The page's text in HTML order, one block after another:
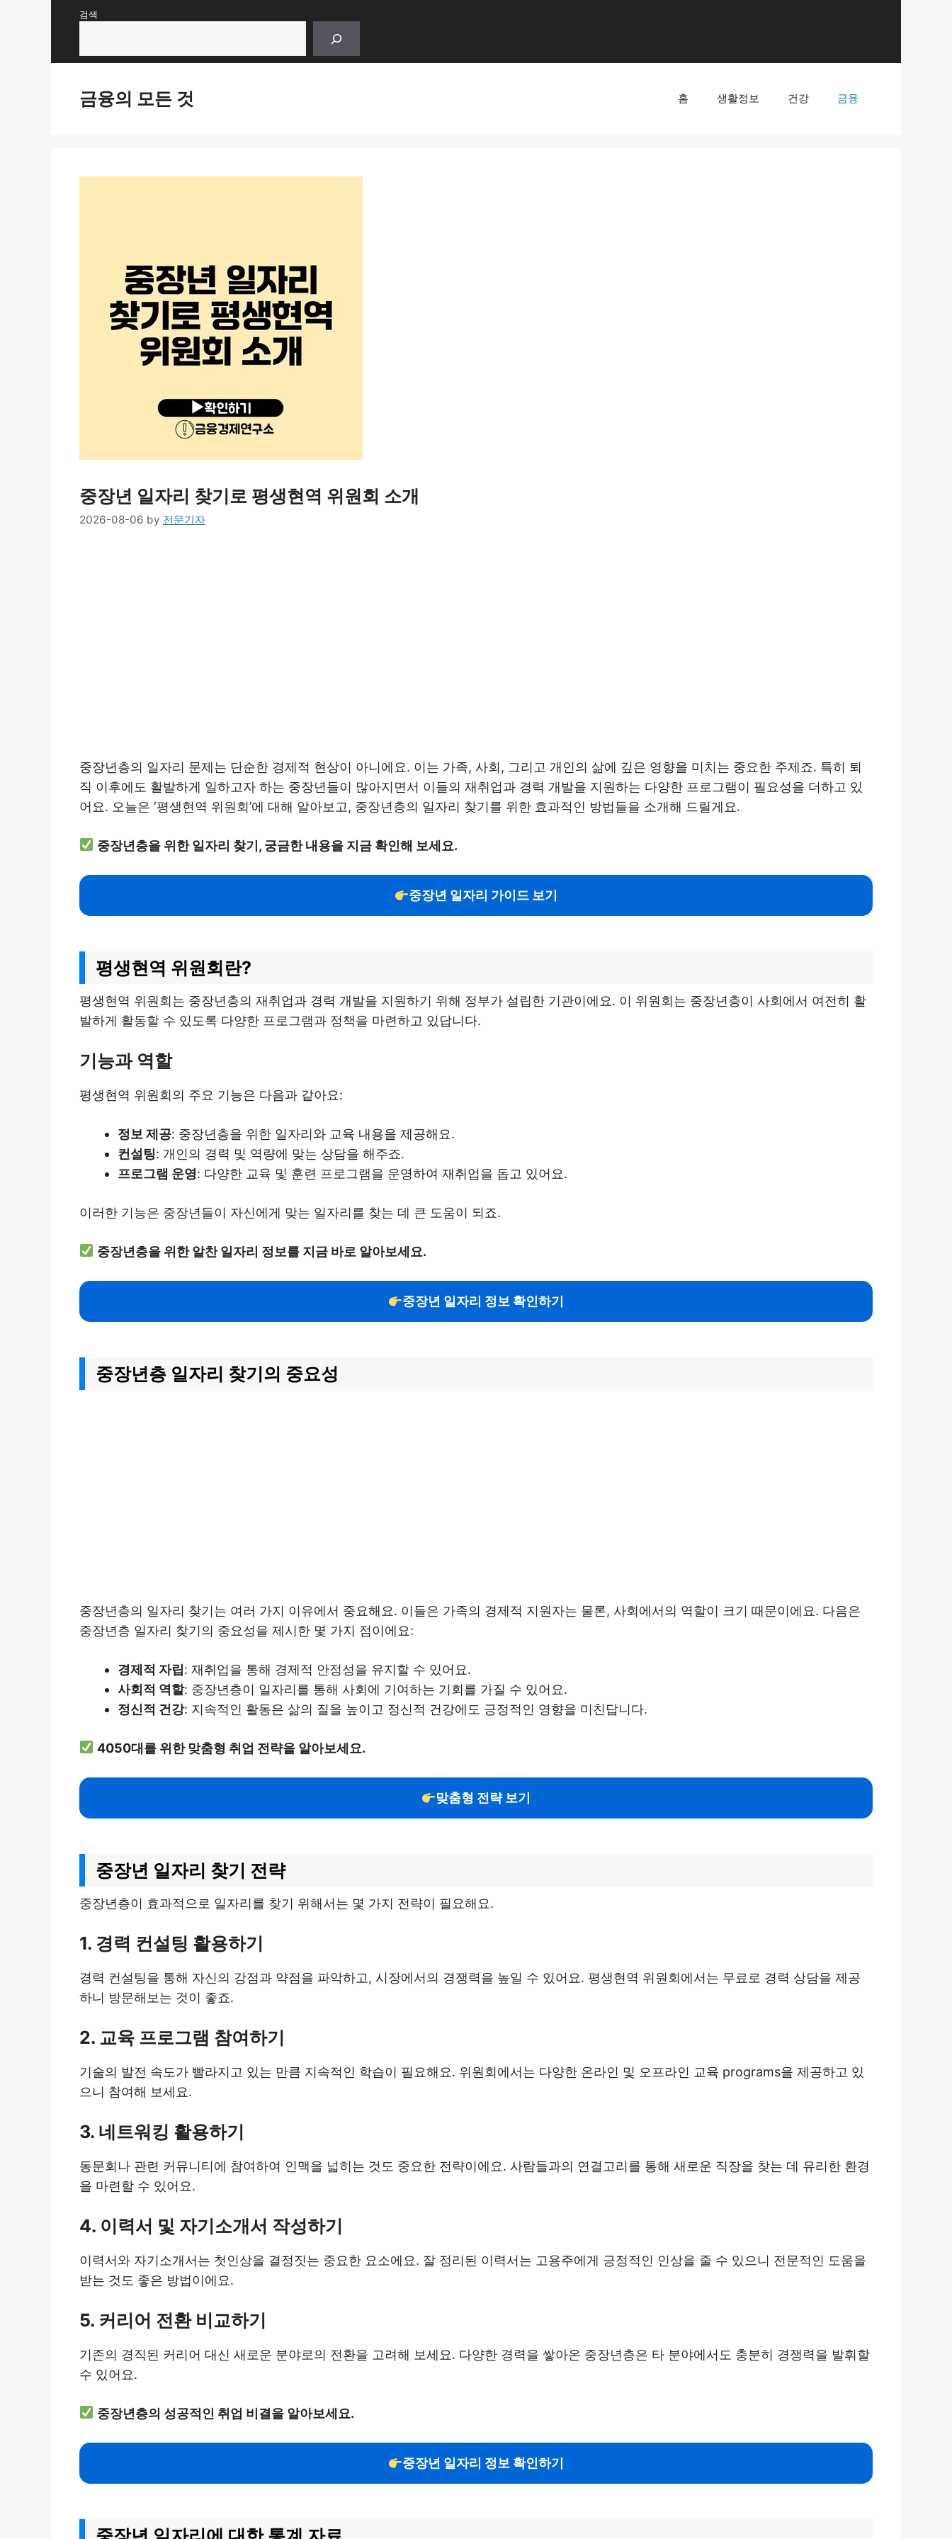
검색
금융의 모든 것 홈 생활정보 건강 금융
중장년 일자리 찾기로 평생현역 위원회 소개
2026-08-06 by 전문기자
중장년층의 일자리 문제는 단순한 경제적 현상이 아니에요. 이는 가족, 사회, 그리고 개인의 삶에 깊은 영향을 미치는 중요한 주제죠. 특히 퇴
직 이후에도 활발하게 일하고자 하는 중장년들이 많아지면서 이들의 재취업과 경력 개발을 지원하는 다양한 프로그램이 필요성을 더하고 있
어요. 오늘은 ‘평생현역 위원회’에 대해 알아보고, 중장년층의 일자리 찾기를 위한 효과적인 방법들을 소개해 드릴게요.
중장년층을 위한 일자리 찾기, 궁금한 내용을 지금 확인해 보세요.
중장년 일자리 가이드 보기
평생현역 위원회란?
평생현역 위원회는 중장년층의 재취업과 경력 개발을 지원하기 위해 정부가 설립한 기관이에요. 이 위원회는 중장년층이 사회에서 여전히 활
발하게 활동할 수 있도록 다양한 프로그램과 정책을 마련하고 있답니다.
기능과 역할
평생현역 위원회의 주요 기능은 다음과 같아요:
정보 제공: 중장년층을 위한 일자리와 교육 내용을 제공해요.
컨설팅: 개인의 경력 및 역량에 맞는 상담을 해주죠.
프로그램 운영: 다양한 교육 및 훈련 프로그램을 운영하여 재취업을 돕고 있어요.
이러한 기능은 중장년들이 자신에게 맞는 일자리를 찾는 데 큰 도움이 되죠.
중장년층을 위한 알찬 일자리 정보를 지금 바로 알아보세요.
중장년 일자리 정보 확인하기
중장년층 일자리 찾기의 중요성
중장년층의 일자리 찾기는 여러 가지 이유에서 중요해요. 이들은 가족의 경제적 지원자는 물론, 사회에서의 역할이 크기 때문이에요. 다음은
중장년층 일자리 찾기의 중요성을 제시한 몇 가지 점이에요:
경제적 자립: 재취업을 통해 경제적 안정성을 유지할 수 있어요.
사회적 역할: 중장년층이 일자리를 통해 사회에 기여하는 기회를 가질 수 있어요.
정신적 건강: 지속적인 활동은 삶의 질을 높이고 정신적 건강에도 긍정적인 영향을 미친답니다.
4050대를 위한 맞춤형 취업 전략을 알아보세요.
맞춤형 전략 보기
중장년 일자리 찾기 전략
중장년층이 효과적으로 일자리를 찾기 위해서는 몇 가지 전략이 필요해요.
1. 경력 컨설팅 활용하기
경력 컨설팅을 통해 자신의 강점과 약점을 파악하고, 시장에서의 경쟁력을 높일 수 있어요. 평생현역 위원회에서는 무료로 경력 상담을 제공
하니 방문해보는 것이 좋죠.
2. 교육 프로그램 참여하기
기술의 발전 속도가 빨라지고 있는 만큼 지속적인 학습이 필요해요. 위원회에서는 다양한 온라인 및 오프라인 교육 programs을 제공하고 있
으니 참여해 보세요.
3. 네트워킹 활용하기
동문회나 관련 커뮤니티에 참여하여 인맥을 넓히는 것도 중요한 전략이에요. 사람들과의 연결고리를 통해 새로운 직장을 찾는 데 유리한 환경
을 마련할 수 있어요.
4. 이력서 및 자기소개서 작성하기
이력서와 자기소개서는 첫인상을 결정짓는 중요한 요소에요. 잘 정리된 이력서는 고용주에게 긍정적인 인상을 줄 수 있으니 전문적인 도움을
받는 것도 좋은 방법이에요.
5. 커리어 전환 비교하기
기존의 경직된 커리어 대신 새로운 분야로의 전환을 고려해 보세요. 다양한 경력을 쌓아온 중장년층은 타 분야에서도 충분히 경쟁력을 발휘할
수 있어요.
중장년층의 성공적인 취업 비결을 알아보세요.
중장년 일자리 정보 확인하기